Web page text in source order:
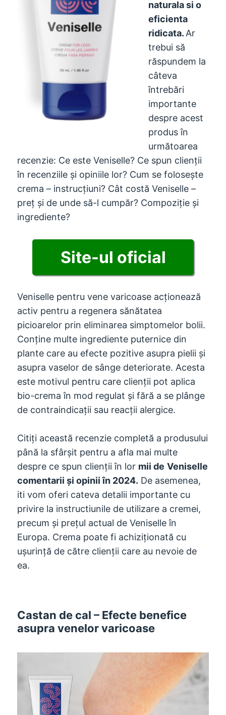
naturala si o
eficienta
ridicata. Ar
trebui să
răspundem la
câteva
întrebări
importante
despre acest
produs în
următoarea
recenzie: Ce este Veniselle? Ce spun clienții
în recenziile și opiniile lor? Cum se folosește
crema – instrucțiuni? Cât costă Veniselle –
preț și de unde să-l cumpăr? Compoziție și
ingrediente?
Site-ul oficial
Veniselle pentru vene varicoase acționează
activ pentru a regenera sănătatea
picioarelor prin eliminarea simptomelor bolii.
Conține multe ingrediente puternice din
plante care au efecte pozitive asupra pielii și
asupra vaselor de sânge deteriorate. Acesta
este motivul pentru care clienții pot aplica
bio-crema în mod regulat și fără a se plânge
de contraindicații sau reacții alergice.
Citiți această recenzie completă a produsului
până la sfârșit pentru a afla mai multe
despre ce spun clienții în lor mii de Veniselle
comentarii și opinii în 2024. De asemenea,
iti vom oferi cateva detalii importante cu
privire la instructiunile de utilizare a cremei,
precum și prețul actual de Veniselle în
Europa. Crema poate fi achiziționată cu
ușurință de către clienții care au nevoie de
ea.
Castan de cal – Efecte benefice
asupra venelor varicoase